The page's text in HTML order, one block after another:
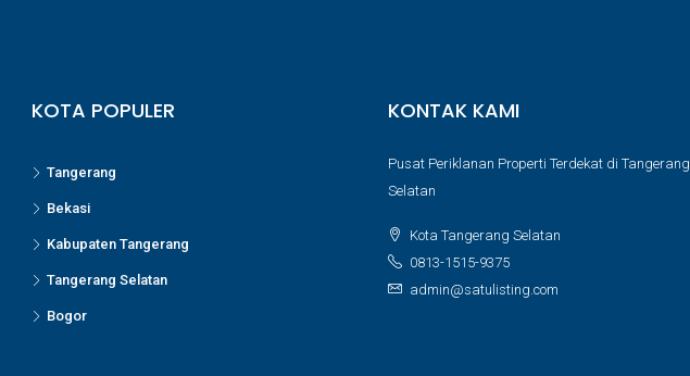
KOTA POPULER
Tangerang
Bekasi
Kabupaten Tangerang
Tangerang Selatan
Bogor
KONTAK KAMI
Pusat Periklanan Properti Terdekat di Tangerang
Selatan
Kota Tangerang Selatan
0813-1515-9375
admin@satulisting.com